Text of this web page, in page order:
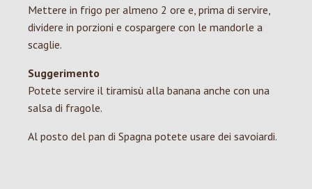
Mettere in frigo per almeno 2 ore e, prima di servire,
dividere in porzioni e cospargere con le mandorle a
scaglie.
Suggerimento
Potete servire il tiramisù alla banana anche con una
salsa di fragole.
Al posto del pan di Spagna potete usare dei savoiardi.